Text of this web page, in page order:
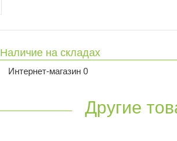
Наличие на складах
Интернет-магазин 0
Другие